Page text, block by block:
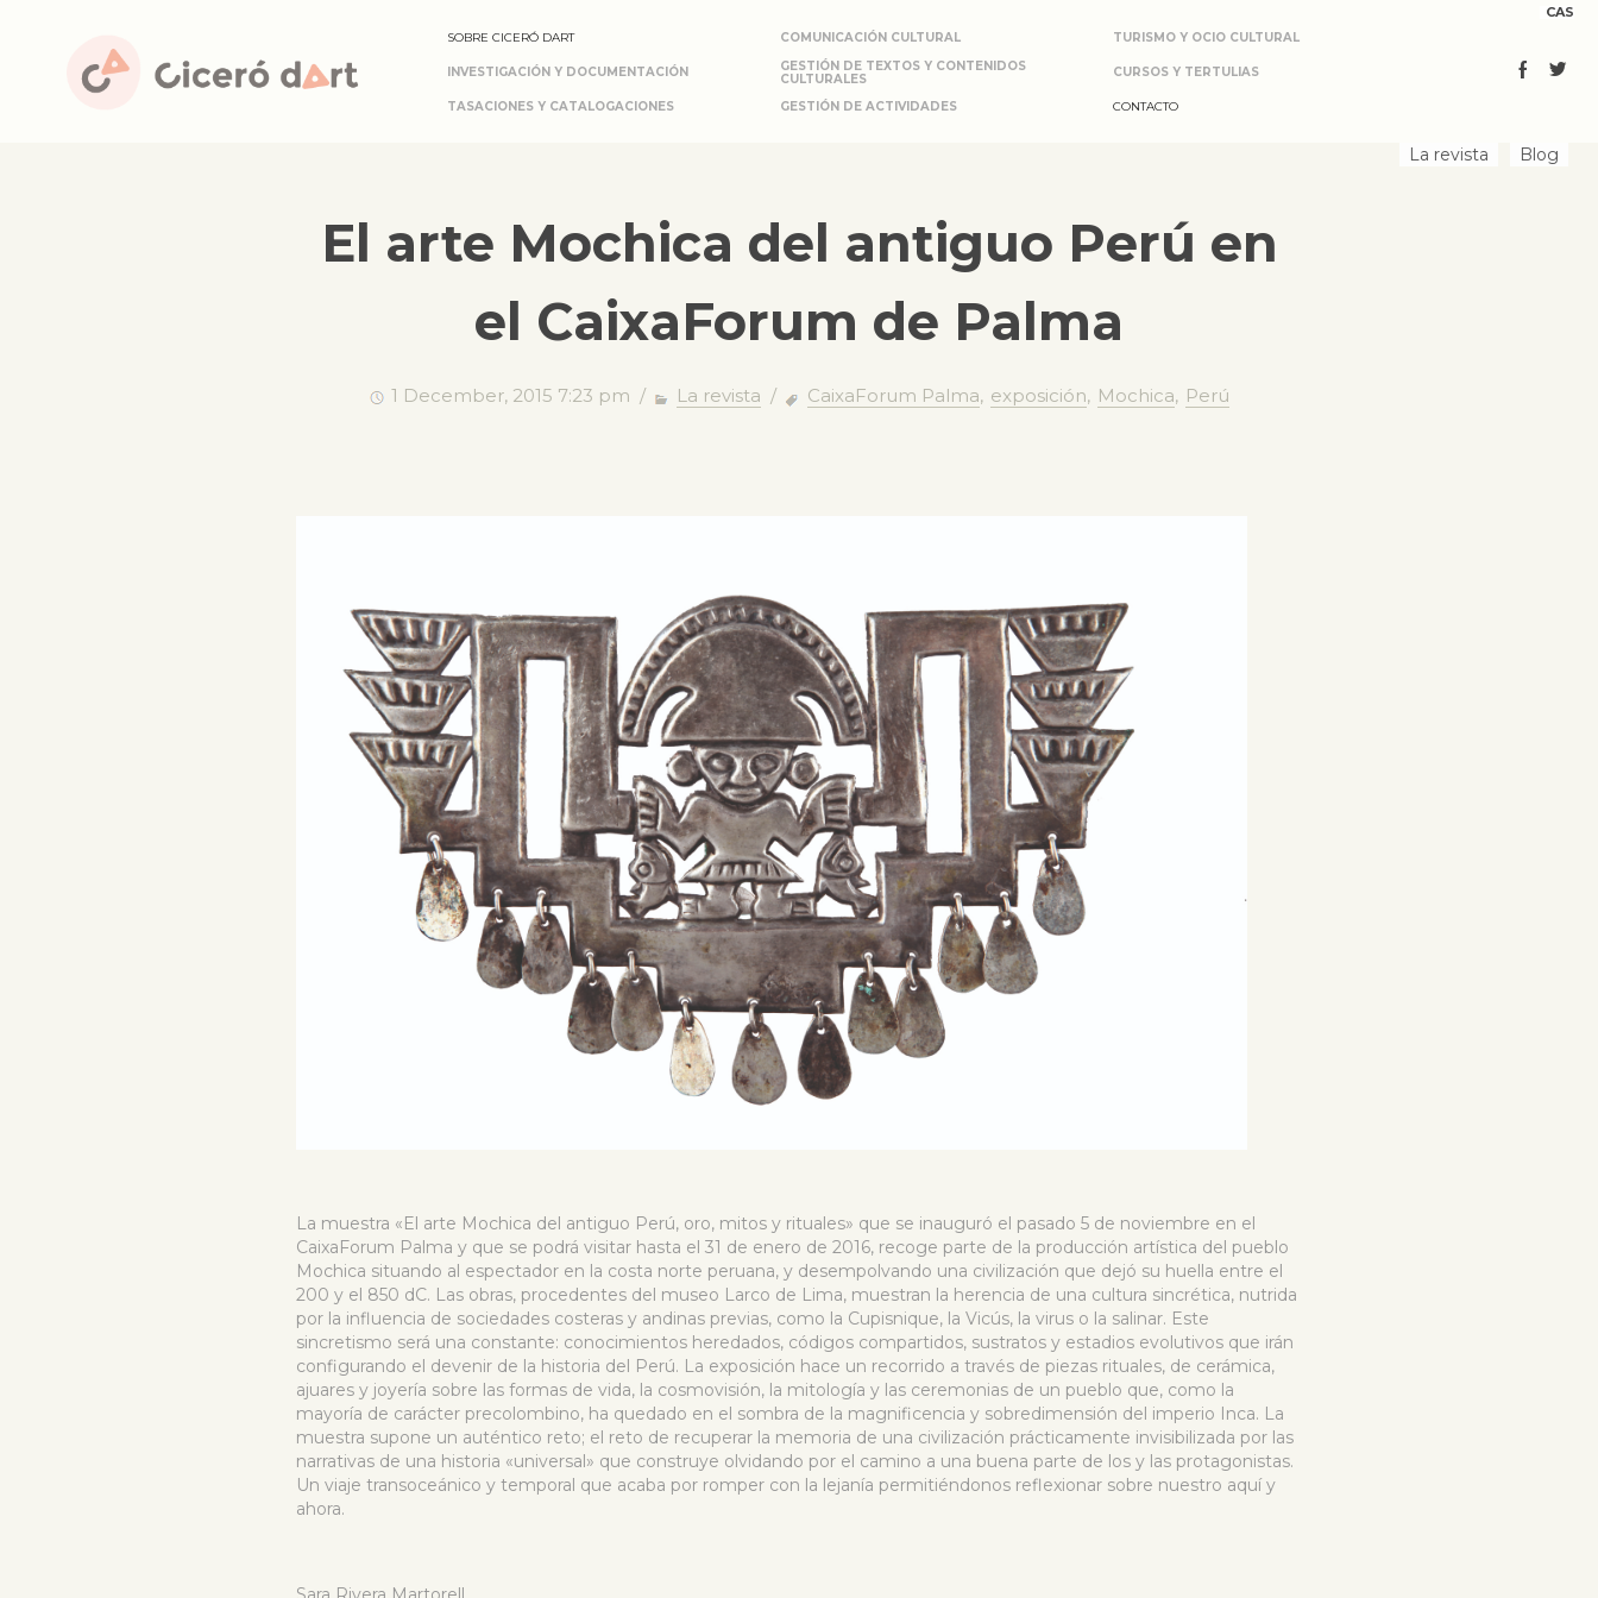
SOBRE CICERÓ DART
INVESTIGACIÓN Y DOCUMENTACIÓN
TASACIONES Y CATALOGACIONES
COMUNICACIÓN CULTURAL
GESTIÓN DE TEXTOS Y CONTENIDOS
CULTURALES
GESTIÓN DE ACTIVIDADES
TURISMO Y OCIO CULTURAL
CURSOS Y TERTULIAS
CONTACTO
Blog
La revista
CAS
El arte Mochica del antiguo Perú en
el CaixaForum de Palma
1 December, 2015 7:23 pm / La revista / CaixaForum Palma, exposición, Mochica, Perú
La muestra «El arte Mochica del antiguo Perú, oro, mitos y rituales» que se inauguró el pasado 5 de noviembre en el
CaixaForum Palma y que se podrá visitar hasta el 31 de enero de 2016, recoge parte de la producción artística del pueblo
Mochica situando al espectador en la costa norte peruana, y desempolvando una civilización que dejó su huella entre el
200 y el 850 dC. Las obras, procedentes del museo Larco de Lima, muestran la herencia de una cultura sincrética, nutrida
por la influencia de sociedades costeras y andinas previas, como la Cupisnique, la Vicús, la virus o la salinar. Este
sincretismo será una constante: conocimientos heredados, códigos compartidos, sustratos y estadios evolutivos que irán
configurando el devenir de la historia del Perú. La exposición hace un recorrido a través de piezas rituales, de cerámica,
ajuares y joyería sobre las formas de vida, la cosmovisión, la mitología y las ceremonias de un pueblo que, como la
mayoría de carácter precolombino, ha quedado en el sombra de la magnificencia y sobredimensión del imperio Inca. La
muestra supone un auténtico reto; el reto de recuperar la memoria de una civilización prácticamente invisibilizada por las
narrativas de una historia «universal» que construye olvidando por el camino a una buena parte de los y las protagonistas.
Un viaje transoceánico y temporal que acaba por romper con la lejanía permitiéndonos reflexionar sobre nuestro aquí y
ahora.